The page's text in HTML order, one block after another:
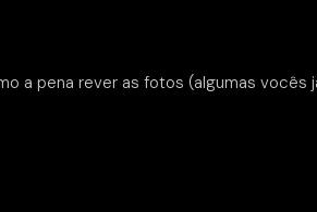
a pena rever as fotos (algumas vocês